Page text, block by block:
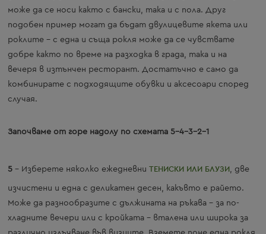
може да се носи както с бански, така и с пола. Друг
подобен пример могат да бъдат двулицевите якета или
роклите – с една и съща рокля може да се чувствате
добре както по време на разходка в града, така и на
вечеря в изтънчен ресторант. Достатъчно е само да
комбинирате с подходящите обувки и аксесоари според
случая.
Започваме от горе надолу по схемата 5-4-3-2-1
5 – Изберете няколко ежедневниТЕНИСКИ ИЛИ БЛУЗИ, две
изчистени и една с деликатен десен, какъвто е райето.
Може да разнообразите с дължината на ръкава – за по-
хладните вечери или с кройката – вталена или широка за